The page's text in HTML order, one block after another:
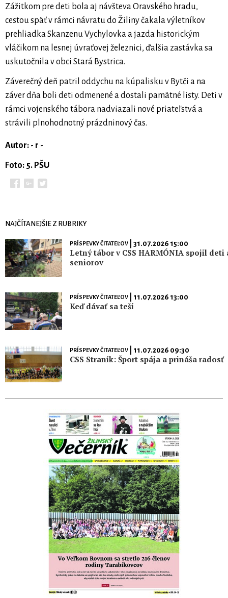
Zážitkom pre deti bola aj návšteva Oravského hradu,
cestou späť v rámci návratu do Žiliny čakala výletníkov
prehliadka Skanzenu Vychylovka a jazda historickým
vláčikom na lesnej úvraťovej železnici, ďalšia zastávka sa
uskutočnila v obci Stará Bystrica.
Záverečný deň patril oddychu na kúpalisku v Bytči a na
záver dňa boli deti odmenené a dostali pamätné listy. Deti v
rámci vojenského tábora nadviazali nové priateľstvá a
strávili plnohodnotný prázdninový čas.
Autor: - r -
Foto: 5. PŠU
NAJČÍTANEJŠIE Z RUBRIKY
PRÍSPEVKY ČITATEĽOV| 31.07.2026 15:00
Letný tábor v CSS HARMÓNIA spojil deti
seniorov
PRÍSPEVKY ČITATEĽOV| 11.07.2026 13:00
Keď dávať sa teší
PRÍSPEVKY ČITATEĽOV| 11.07.2026 09:30
CSS Straník: Šport spája a prináša radosť